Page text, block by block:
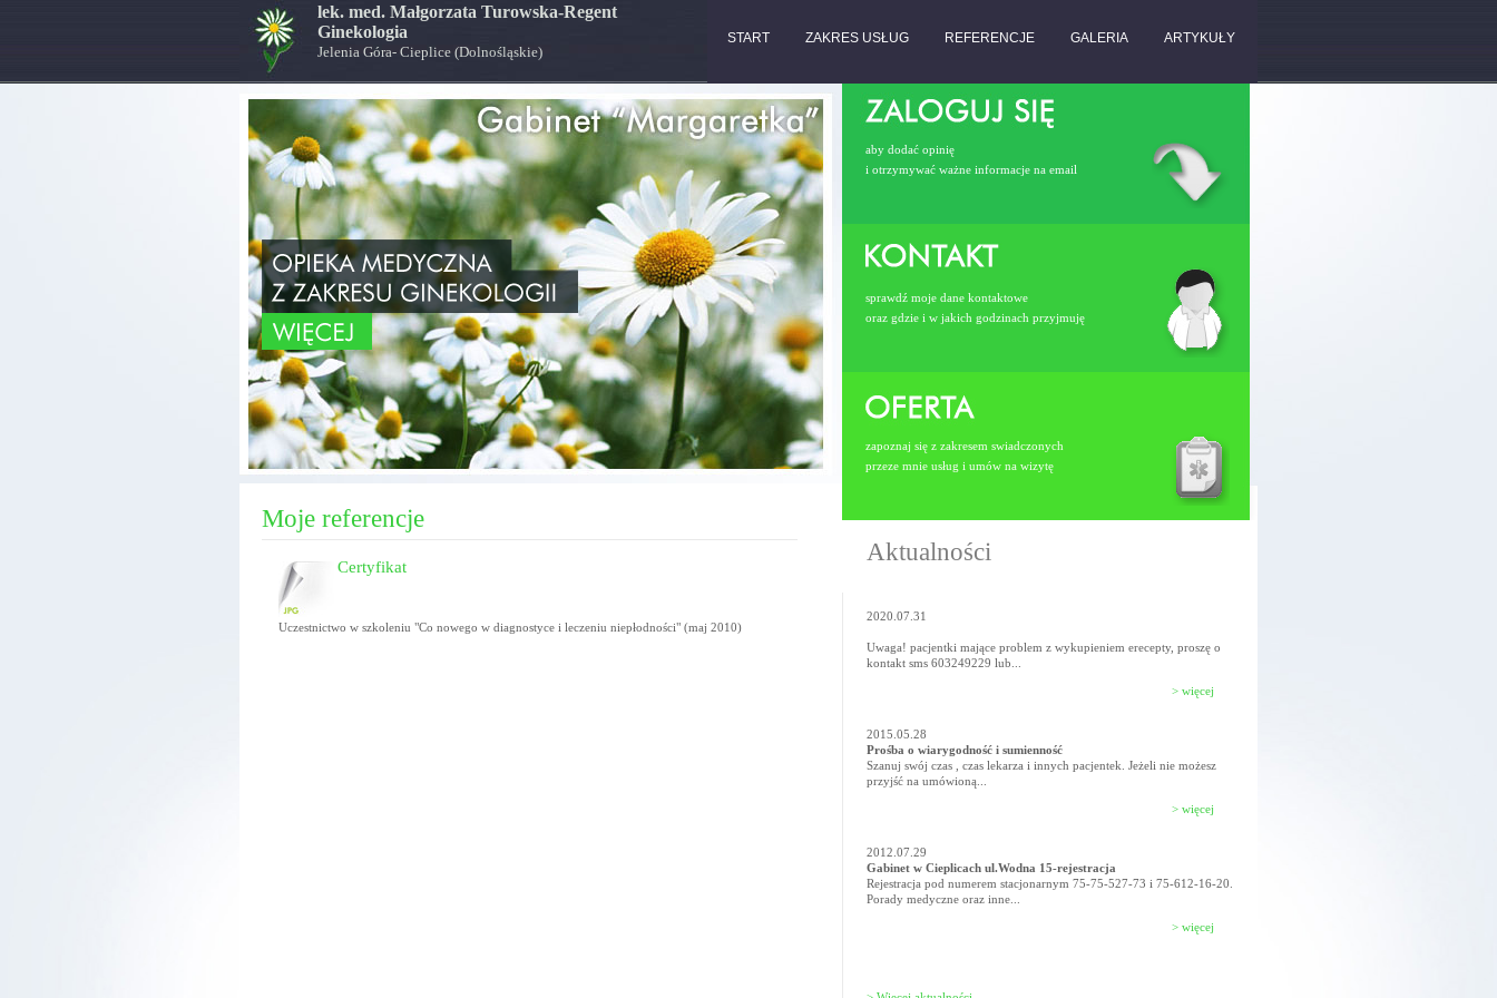
lek. med. Małgorzata Turowska-Regent
Ginekologia
Jelenia Góra- Cieplice (Dolnośląskie)
START ZAKRES USŁUG REFERENCJE GALERIA ARTYKUŁY
Moje referencje
Certyfikat
Uczestnictwo w szkoleniu "Co nowego w diagnostyce i leczeniu niepłodności" (maj 2010)
aby dodać opinię
i otrzymywać ważne informacje na email
sprawdź moje dane kontaktowe
oraz gdzie i w jakich godzinach przyjmuję
zapoznaj się z zakresem swiadczonych
przeze mnie usług i umów na wizytę
Aktualności
2020.07.31
Uwaga! pacjentki mające problem z wykupieniem erecepty, proszę o
kontakt sms 603249229 lub...
> więcej
2015.05.28
Prośba o wiarygodność i sumienność
Szanuj swój czas , czas lekarza i innych pacjentek. Jeżeli nie możesz
przyjść na umówioną...
> więcej
2012.07.29
Gabinet w Cieplicach ul.Wodna 15-rejestracja
Rejestracja pod numerem stacjonarnym 75-75-527-73 i 75-612-16-20.
Porady medyczne oraz inne...
> więcej